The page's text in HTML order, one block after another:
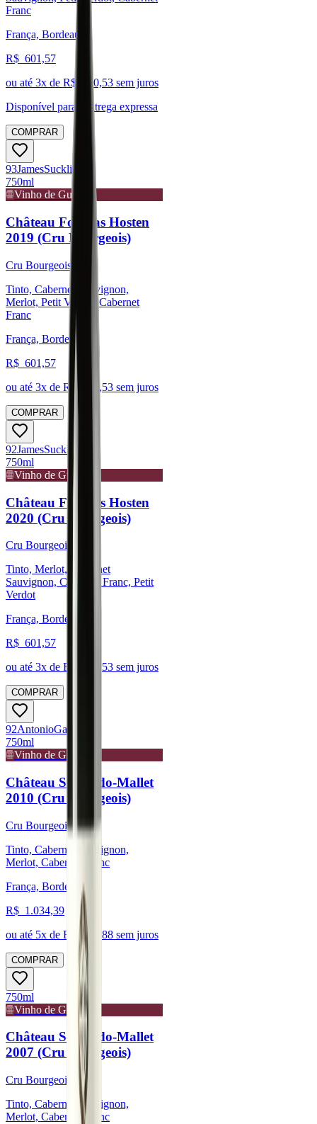
Franc
França, Bordeaux
R$ 601,57
ou até 3x de R$ 200,53 sem juros
Disponível para:
Entrega expressa
COMPRAR
93JamesSuckling
750ml
Vinho de Guarda
Château Fourcas Hosten
2019 (Cru Bourgeois)
Cru Bourgeois
Tinto, Cabernet Sauvignon,
Merlot, Petit Verdot, Cabernet
Franc
França, Bordeaux
R$ 601,57
ou até 3x de R$ 200,53 sem juros
COMPRAR
92JamesSuckling
750ml
Vinho de Guarda
Château Fourcas Hosten
2020 (Cru Bourgeois)
Cru Bourgeois
Tinto, Merlot, Cabernet
Sauvignon, Cabernet Franc, Petit
Verdot
França, Bordeaux
R$ 601,57
ou até 3x de R$ 200,53 sem juros
COMPRAR
92AntonioGalloni
750ml
Vinho de Guarda
Château Sociando-Mallet
2010 (Cru Bourgeois)
Cru Bourgeois
Tinto, Cabernet Sauvignon,
Merlot, Cabernet Franc
França, Bordeaux
R$ 1.034,39
ou até 5x de R$ 206,88 sem juros
COMPRAR
750ml
Vinho de Guarda
Château Sociando-Mallet
2007 (Cru Bourgeois)
Cru Bourgeois
Tinto, Cabernet Sauvignon,
Merlot, Cabernet Franc